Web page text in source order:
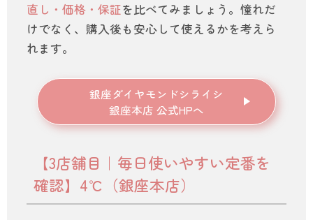
直し・価格・保証を比べてみましょう。憧れだ
けでなく、購入後も安心して使えるかを考えら
れます。
銀座ダイヤモンドシライシ
銀座本店 公式HPへ
【3店舗目｜毎日使いやすい定番を
確認】4℃（銀座本店）